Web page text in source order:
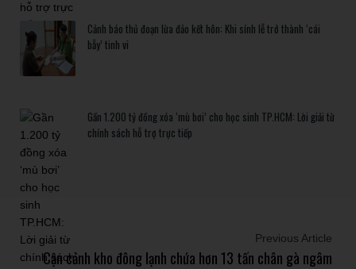
Cảnh báo thủ đoạn lừa đảo kết hôn: Khi sính lễ trở thành ‘cái
bẫy’ tinh vi
Gần 1.200 tỷ đồng xóa ‘mù bơi’ cho học sinh TP.HCM: Lời giải từ
chính sách hỗ trợ trực tiếp
Previous Article
Cận cảnh kho đông lạnh chứa hơn 13 tấn chân gà ngâm